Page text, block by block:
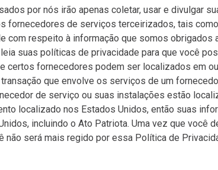
por nós irão apenas coletar, usar e divulgar
fornecedores de serviços terceirizados, tais
com respeito à informação que somos
suas políticas de privacidade para que você
certos fornecedores podem ser localizados em
que envolve os serviços de um
de serviço ou suas instalações estão
localizado nos Estados Unidos, então suas
incluindo o Ato Patriota. Uma vez que
não será mais regido por essa Política de